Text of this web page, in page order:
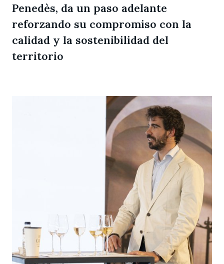
Penedès, da un paso adelante
reforzando su compromiso con la
calidad y la sostenibilidad del
territorio